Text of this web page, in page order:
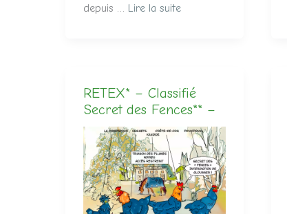
depuis … Lire la suite
RETEX* – Classifié
Secret des Fences** –